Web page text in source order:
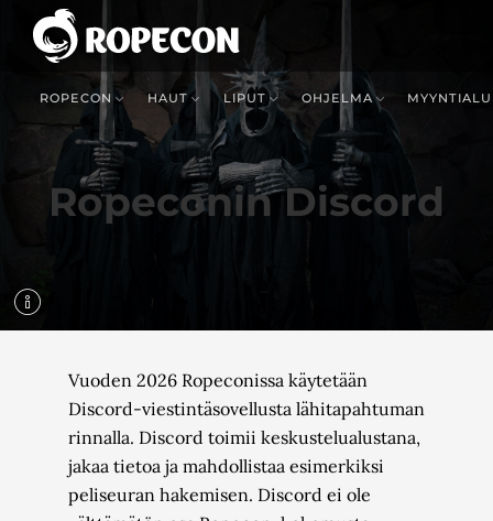
ROPECON HAUT LIPUT OHJELMA
Ropeconin Discord
Vuoden 2026 Ropeconissa käytetään
Discord-viestintäsovellusta lähitapahtuman
rinnalla. Discord toimii keskustelualustana,
jakaa tietoa ja mahdollistaa esimerkiksi
peliseuran hakemisen. Discord ei ole